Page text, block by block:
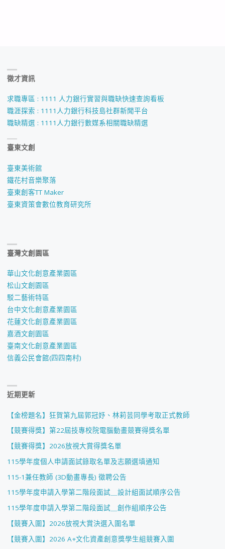
徵才資訊
求職專區 : 1111 人力銀行實習與職缺快速查詢看板
職涯探索 : 1111人力銀行科技島社群新聞平台
職缺精選 : 1111人力銀行數媒系相關職缺精選
臺東文創
臺東美術館
鐵花村音樂聚落
臺東創客TT Maker
臺東資策會數位教育研究所
臺灣文創園區
華山文化創意產業園區
松山文創園區
駁二藝術特區
台中文化創意產業園區
花蓮文化創意產業園區
嘉酒文創園區
臺南文化創意產業園區
信義公民會館(四四南村)
近期更新
【金榜題名】狂賀第九屆郭冠妤、林莉芸同學考取正式教師
【競賽得獎】第22屆技專校院電腦動畫競賽得獎名單
【競賽得獎】2026放視大賞得獎名單
115學年度個人申請面試錄取名單及志願選填通知
115-1兼任教師 (3D動畫專長) 徵聘公告
115學年度申請入學第二階段面試＿設計組面試順序公告
115學年度申請入學第二階段面試＿創作組順序公告
【競賽入圍】2026放視大賞決選入圍名單
【競賽入圍】2026 A+文化資產創意獎學生組競賽入圍